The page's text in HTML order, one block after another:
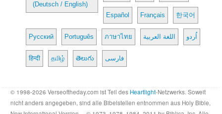
(Deutsch / English)
Español Français 한국어
Русский Português ภาษาไทย اللغة العربية اُردو
हिन्दी தமிழ் తెలుగు فارسی
© 1998-2026 Verseoftheday.com ist Teil des Heartlight-Netzwerks. Soweit
nicht anders angegeben, sind alle Bibelstellen entnommen aus Holy Bible,